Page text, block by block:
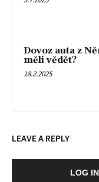
Dovoz auta z
měli vědět?
18.2.2025
LEAVE A REPLY
LOG